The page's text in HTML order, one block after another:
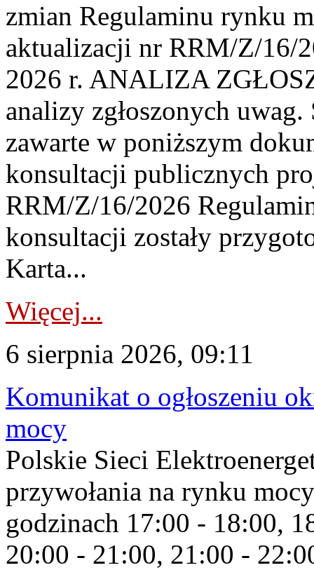
zmian Regulaminu rynku
aktualizacji nr RRM/Z/16/
2026 r. ANALIZA
analizy zgłoszonych
zawarte w poniższym
konsultacji publicznych
RRM/Z/16/2026
konsultacji zostały
Karta...
Więcej...
6 sierpnia 2026, 09:11
Komunikat o ogłoszeniu
mocy
Polskie Sieci
przywołania na rynku
godzinach 17:00 - 18:00,
20:00 - 21:00, 21:00 -